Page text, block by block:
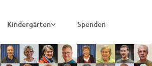
Kindergärten Spenden